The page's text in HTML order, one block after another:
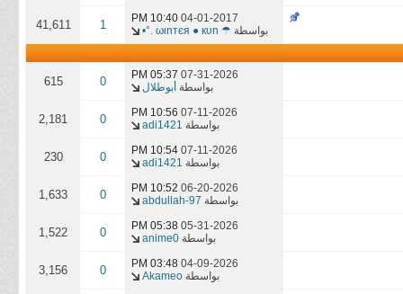
04-01-2017
10:40 PM
بواسطة ☂ ωιnтєя ● кυn .°•
1
41,611
07-31-2026
05:37 PM
بواسطة أبوطلال 0
615
07-11-2026
10:56 PM
بواسطة adi1421
0
2,181
07-11-2026
10:54 PM
بواسطة adi1421
0
230
06-20-2026
10:52 PM
بواسطة abdullah-97
0
1,633
05-31-2026
05:38 PM
بواسطة anime0
0
1,522
04-09-2026
03:48 PM
بواسطة Akameo
0
3,156